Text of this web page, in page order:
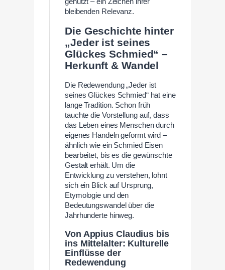
bleibenden Relevanz.
Die Geschichte hinter
„Jeder ist seines
Glückes Schmied“ –
Herkunft & Wandel
Die Redewendung „Jeder ist
seines Glückes Schmied“ hat eine
lange Tradition. Schon früh
tauchte die Vorstellung auf, dass
das Leben eines Menschen durch
eigenes Handeln geformt wird –
ähnlich wie ein Schmied Eisen
bearbeitet, bis es die gewünschte
Gestalt erhält. Um die
Entwicklung zu verstehen, lohnt
sich ein Blick auf Ursprung,
Etymologie und den
Bedeutungswandel über die
Jahrhunderte hinweg.
Von Appius Claudius bis
ins Mittelalter: Kulturelle
Einflüsse der
Redewendung